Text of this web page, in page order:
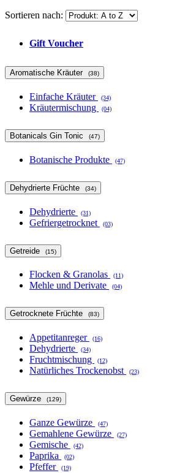
Sortieren nach:
Gift Voucher
Aromatische Kräuter (38)
Einfache Kräuter (34)
Kräutermischung (04)
Botanicals Gin Tonic (47)
Botanische Produkte (47)
Dehydrierte Früchte (34)
Dehydrierte (31)
Gefriergetrocknet (03)
Getreide (15)
Flocken & Granolas (11)
Mehle und Derivate (04)
Getrocknete Früchte (83)
Appetitanreger (16)
Dehydrierte (34)
Fruchtmischung (12)
Natürliches Trockenobst (23)
Gewürze (129)
Ganze Gewürze (47)
Gemahlene Gewürze (27)
Gemische (42)
Paprika (02)
Pfeffer (19)